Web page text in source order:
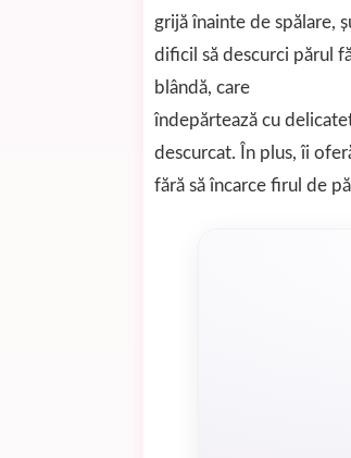
grijă înainte de spălare,
dificil să descurci părul
blândă, care
îndepărtează cu
descurcat. În plus, îi
fără să încarce firul de